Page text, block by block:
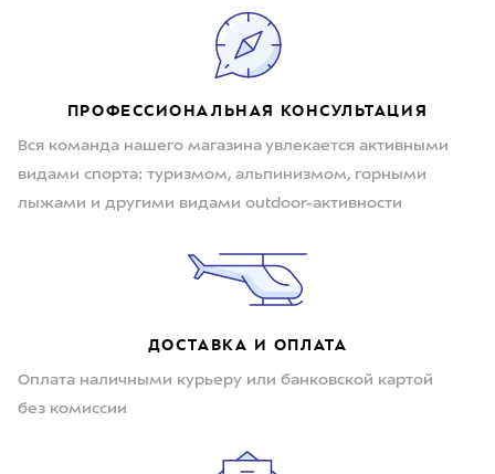
ПРОФЕССИОНАЛЬНАЯ КОНСУЛЬТАЦИЯ
Вся команда нашего магазина увлекается активными
видами спорта: туризмом, альпинизмом, горными
лыжами и другими видами outdoor-активности
ДОСТАВКА И ОПЛАТА
Оплата наличными курьеру или банковской картой
без комиссии